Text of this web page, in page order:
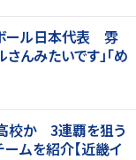
ール日本代表 雰
んみたいです」「め
校か 3連覇を狙う
ムを紹介【近畿イ